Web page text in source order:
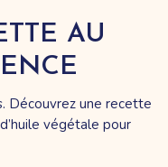
AU
Découvrez une recette
végétale pour